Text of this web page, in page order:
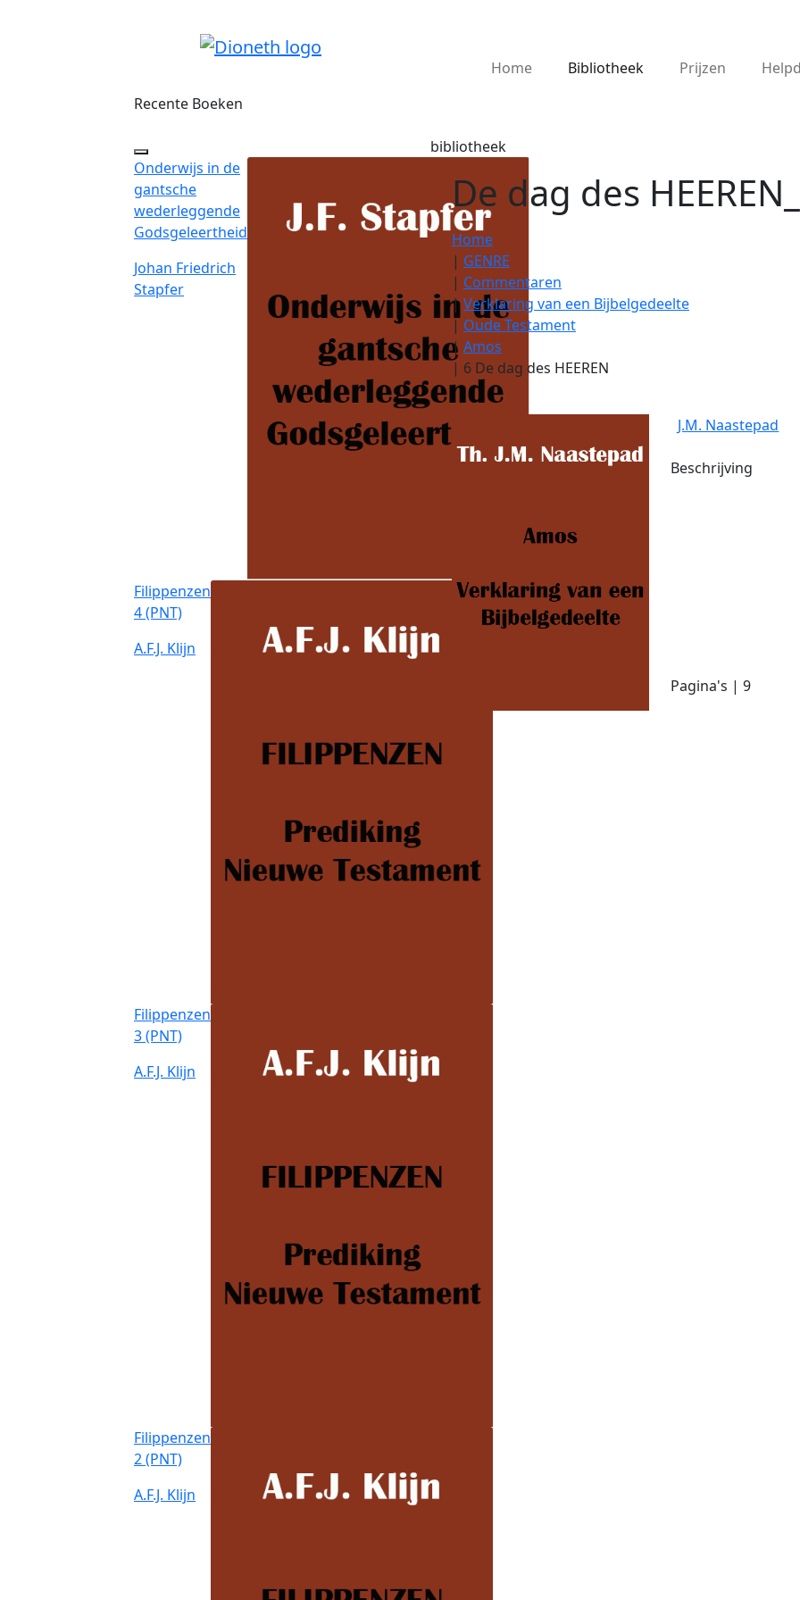
Home Bibliotheek Prijzen
Recente Boeken
Onderwijs in de
gantsche
wederleggende
Godsgeleertheid
Johan Friedrich
Stapfer
Filippenzen
4 (PNT)
A.F.J. Klijn
Filippenzen
3 (PNT)
A.F.J. Klijn
Filippenzen
2 (PNT)
A.F.J. Klijn
bibliotheek
De dag des HEEREN_
Home
| GENRE
| Commentaren
|Verklaring van een Bijbelgedeelte
| Oude Testament
| Amos
| 6 De dag des HEEREN
J.M. Naastepad
Beschrijving
Pagina's | 9